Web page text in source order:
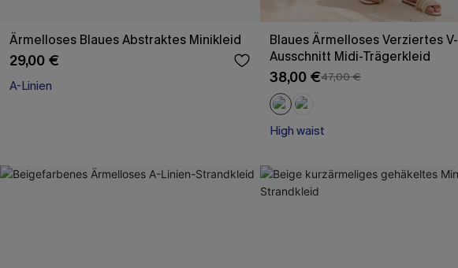
Ärmelloses Blaues Abstraktes Minikleid
29,00 €
A-Linien
Blaues Ärmelloses Verziertes V-
Ausschnitt Midi-Trägerkleid
38,00 €47,00 €
High waist